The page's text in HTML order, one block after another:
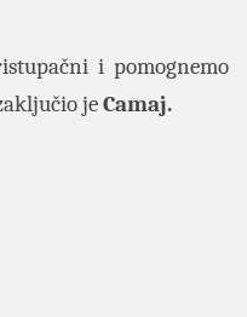
i pomognemo
jeCamaj.